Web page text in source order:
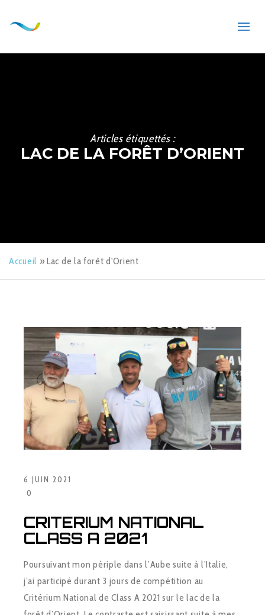
Articles étiquettés :
LAC DE LA FORÊT D’ORIENT
Accueil »Lac de la forêt d'Orient
6 JUIN 2021
0
CRITERIUM NATIONAL
CLASS A 2021
Poursuivant mon périple dans l’Aube suite à l’Italie,
j’ai participé durant 3 jours de compétition au
Critérium National de Class A 2021 sur le lac de la